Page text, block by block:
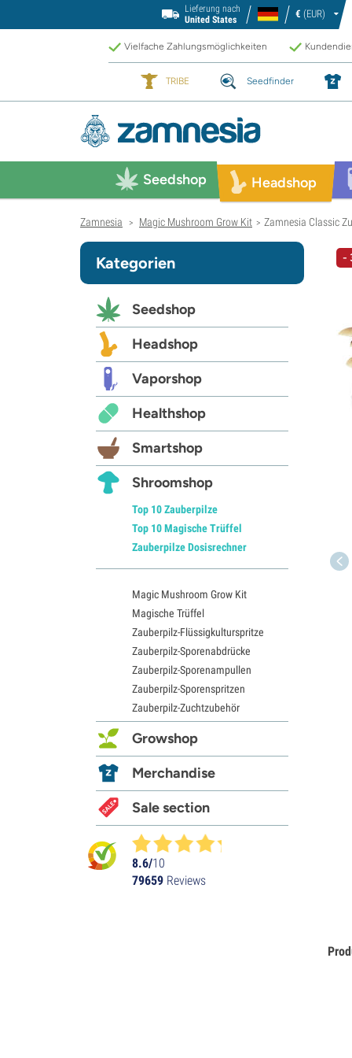
Lieferung nach
United States
€ (EUR)
Vielfache Zahlungsmöglichkeiten
TRIBE Seedfinder
Seedshop Headshop
Zamnesia > Magic Mushroom Grow Kit > Zamnesia Classic
-
Kategorien
Seedshop
Headshop
Vaporshop
Healthshop
Smartshop
Shroomshop
Top 10 Zauberpilze
Top 10 Magische Trüffel
Zauberpilze Dosisrechner
Magic Mushroom Grow Kit
Magische Trüffel
Zauberpilz-Flüssigkulturspritze
Zauberpilz-Sporenabdrücke
Zauberpilz-Sporenampullen
Zauberpilz-Sporenspritzen
Zauberpilz-Zuchtzubehör
Growshop
Merchandise
Sale section
8.6/10
79659 Reviews